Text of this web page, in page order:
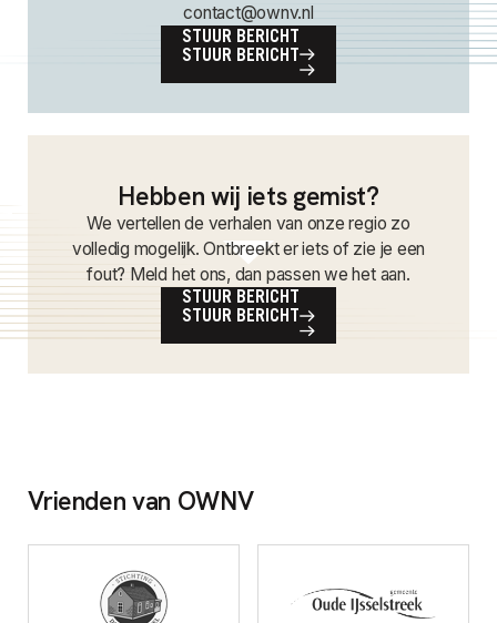
contact@ownv.nl
STUUR BERICHT
STUUR BERICHT
Hebben wij iets gemist?
We vertellen de verhalen van onze regio zo
volledig mogelijk. Ontbreekt er iets of zie je een
fout? Meld het ons, dan passen we het aan.
STUUR BERICHT
STUUR BERICHT
Vrienden van OWNV